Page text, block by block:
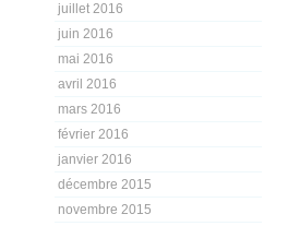
juillet 2016
juin 2016
mai 2016
avril 2016
mars 2016
février 2016
janvier 2016
décembre 2015
novembre 2015